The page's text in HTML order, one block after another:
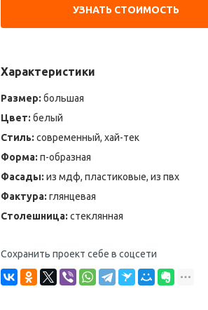
УЗНАТЬ СТОИМОСТЬ
Характеристики
Размер: большая
Цвет: белый
Стиль: современный, хай-тек
Форма: п-образная
Фасады: из мдф, пластиковые, из пвх
Фактура: глянцевая
Столешница: стеклянная
Сохранить проект себе в соцсети